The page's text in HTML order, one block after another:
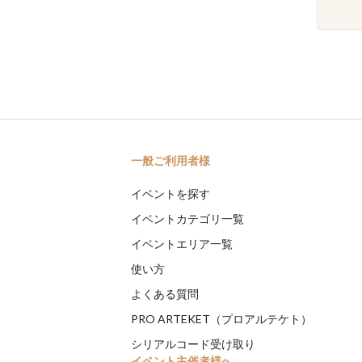
一般ご利用者様
イベントを探す
イベントカテゴリ一覧
イベントエリア一覧
使い方
よくある質問
PRO ARTEKET（プロアルテケト）
シリアルコード受け取り